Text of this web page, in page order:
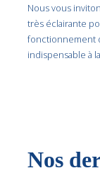
Nous vous
très éclairante
fonctionnement
indispensable à
Nos